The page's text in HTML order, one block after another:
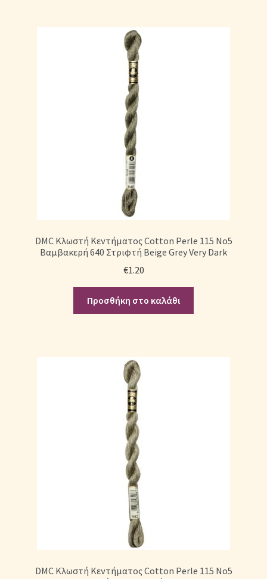
DMC Κλωστή Κεντήματος Cotton Perle 115 No5
Βαμβακερή 640 Στριφτή Beige Grey Very Dark
€1.20
Προσθήκη στο καλάθι
DMC Κλωστή Κεντήματος Cotton Perle 115 No5